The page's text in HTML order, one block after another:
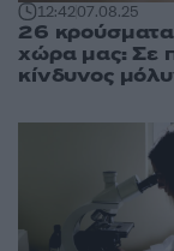
12:4207.08.25
26 κρούσματα
χώρα μας: Σε
κίνδυνος